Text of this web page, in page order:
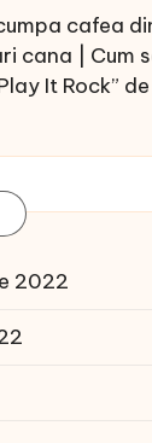
cafea
cana | Cum
It Rock”
2022